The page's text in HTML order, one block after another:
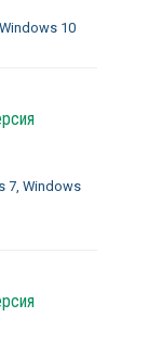
10
7, Windows